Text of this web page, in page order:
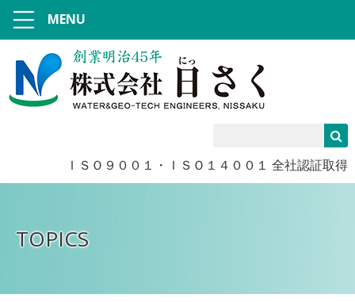
ＩＳＯ９００１・ＩＳＯ１４００１ 全社認証取得
MENU
TOPICS